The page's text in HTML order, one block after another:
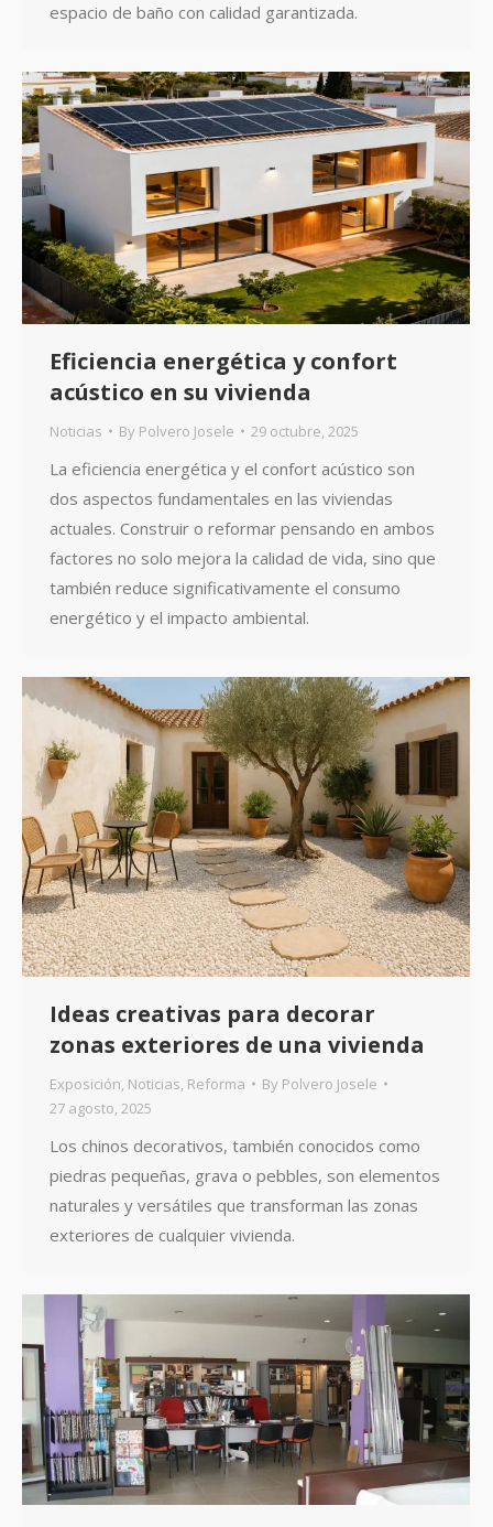
espacio de baño con calidad garantizada.
Eficiencia energética y confort
acústico en su vivienda
Noticias By Polvero Josele 29 octubre, 2025
La eficiencia energética y el confort acústico son
dos aspectos fundamentales en las viviendas
actuales. Construir o reformar pensando en ambos
factores no solo mejora la calidad de vida, sino que
también reduce significativamente el consumo
energético y el impacto ambiental.
Ideas creativas para decorar
zonas exteriores de una vivienda
Exposición Noticias Reforma By Polvero Josele
27 agosto, 2025
Los chinos decorativos, también conocidos como
piedras pequeñas, grava o pebbles, son elementos
naturales y versátiles que transforman las zonas
exteriores de cualquier vivienda.